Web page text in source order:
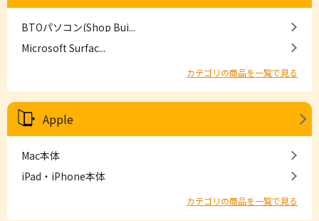
BTOパソコン(Shop Bui...
Microsoft Surfac...
カテゴリの商品を一覧で見る
Apple
Mac本体
iPad・iPhone本体
カテゴリの商品を一覧で見る